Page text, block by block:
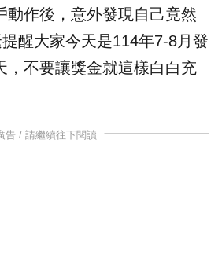
動作後，意外發現自己竟然
醒大家今天是114年7-8月發
，不要讓獎金就這樣白白充
告 / 請繼續往下閱讀